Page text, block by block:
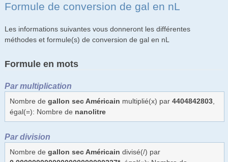
Formule de conversion de gal en nL
Les informations suivantes vous donneront les différentes
méthodes et formule(s) de conversion de gal en nL
Formule en mots
Par multiplication
Nombre de gallon sec Américain multiplié(x) par 4404842803,
égal(=): Nombre de nanolitre
Par division
Nombre de gallon sec Américain divisé(/) par